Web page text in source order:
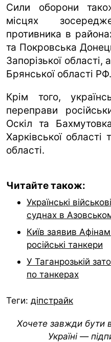
Сили оборони
місцях
противника в
та Покровська
Запорізької
Брянської області РФ.
Крім того,
переправи
Оскіл та
Харківської області
області.
Читайте також:
Українські
суднах в
Київ заявив
російські танкери
У Таганрозькій
по танкерах
Теги: діпстрайк
Хочете завжди бути
Україні —